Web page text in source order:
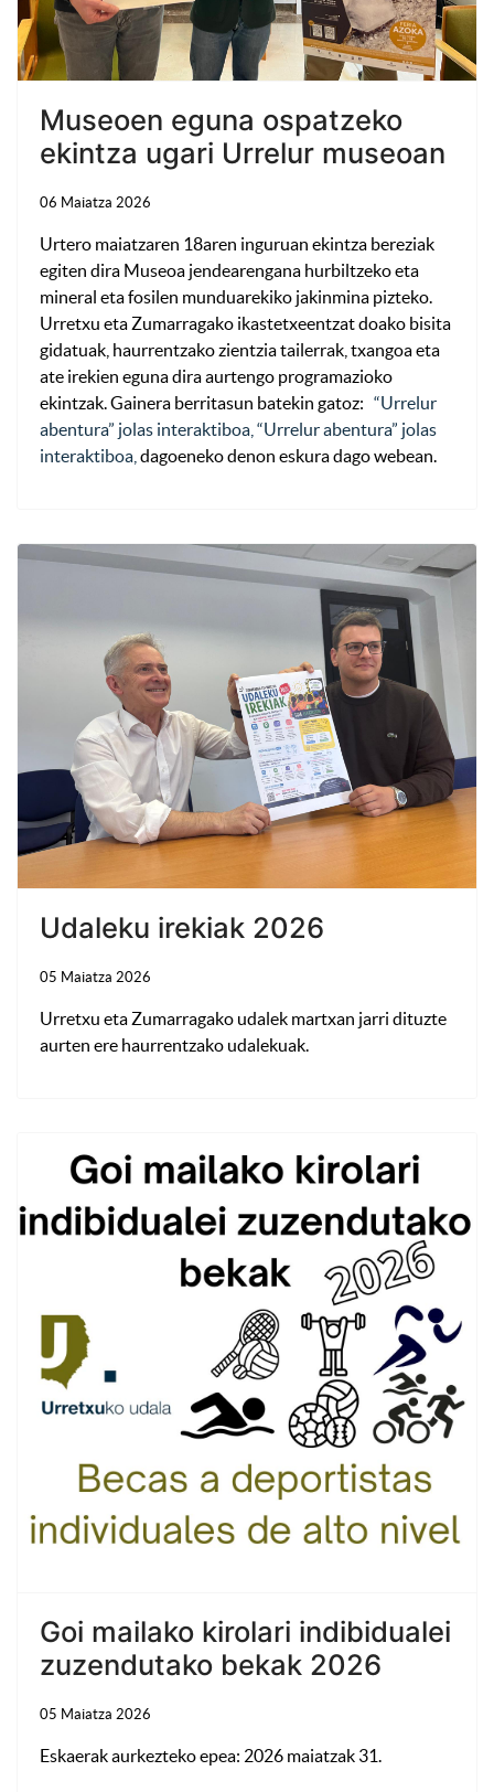
Museoen eguna ospatzeko
ekintza ugari Urrelur museoan
06 Maiatza 2026
Urtero maiatzaren 18aren inguruan ekintza bereziak
egiten dira Museoa jendearengana hurbiltzeko eta
mineral eta fosilen munduarekiko jakinmina pizteko.
Urretxu eta Zumarragako ikastetxeentzat doako bisita
gidatuak, haurrentzako zientzia tailerrak, txangoa eta
ate irekien eguna dira aurtengo programazioko
ekintzak. Gainera berritasun batekin gatoz: “Urrelur
abentura” jolas interaktiboa, “Urrelur abentura” jolas
interaktiboa, dagoeneko denon eskura dago webean.
Udaleku irekiak 2026
05 Maiatza 2026
Urretxu eta Zumarragako udalek martxan jarri dituzte
aurten ere haurrentzako udalekuak.
Goi mailako kirolari indibidualei
zuzendutako bekak 2026
05 Maiatza 2026
Eskaerak aurkezteko epea: 2026 maiatzak 31.